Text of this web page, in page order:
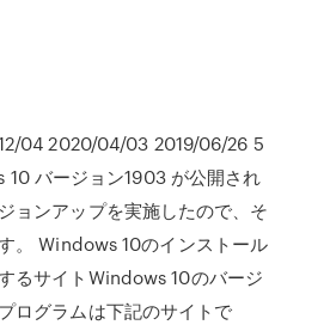
04 2020/04/03 2019/06/26 5
10 バージョン1903 が公開され
ョンアップを実施したので、そ
。 Windows 10のインストール
るサイトWindows 10のバージ
ログラムは下記のサイトで